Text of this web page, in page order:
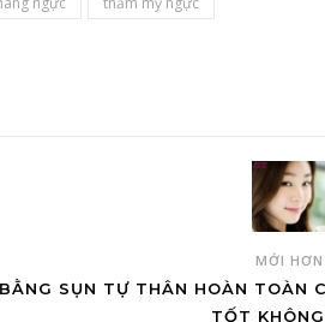
MỚI HƠN
SỤN TỰ THÂN HOÀN TOÀN
TỐT